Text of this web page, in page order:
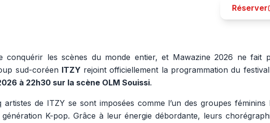
Réserver
conquérir les scènes du monde entier, et Mawazine 2026 ne fait
sud-coréen ITZYrejoint officiellement la programmation du
à 22h30 sur la scène OLM Souissi.
de ITZY se sont imposées comme l’un des groupes féminins
K-pop. Grâce à leur énergie débordante, leurs